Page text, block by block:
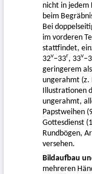
nicht in jedem
beim
Bei
im vorderen
stattfindet,
32v–33r, 33v
geringerem
ungerahmt (z.
Illustrationen
ungerahmt,
Papstweihen
Gottesdienst
Rundbögen,
versehen.
Bildaufbau
mehreren